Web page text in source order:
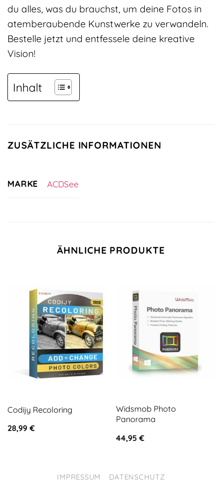
du alles, was du brauchst, um deine Fotos in
atemberaubende Kunstwerke zu verwandeln.
Bestelle jetzt und entfessele deine kreative
Vision!
Inhalt
ZUSÄTZLICHE INFORMATIONEN
MARKE ACDSee
ÄHNLICHE PRODUKTE
Codijy Recoloring
28,99 €
Widsmob Photo
Panorama
44,95 €
IMPRESSUM DATENSCHUTZ